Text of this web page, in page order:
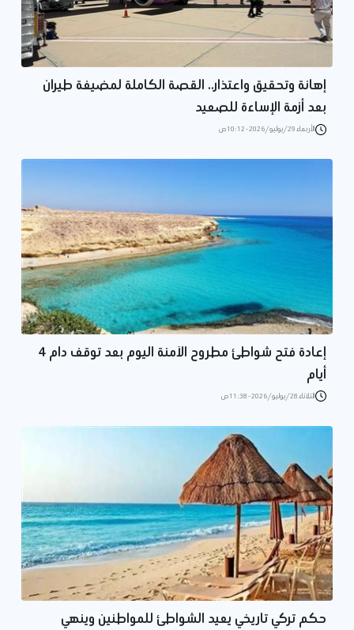
إهانة وتحقيق واعتذار.. القصة الكاملة لمضيفة طيران
بعد أزمة الإساءة للصعيد
الأربعاء 29/يوليو/2026 - 10:12 ص
إعادة فتح شواطئ مطروح الآمنة اليوم بعد توقف دام 4
أيام
الثلاثاء 28/يوليو/2026 - 11:38 ص
حكم تركي تاريخي يعيد الشواطئ للمواطنين وينهي